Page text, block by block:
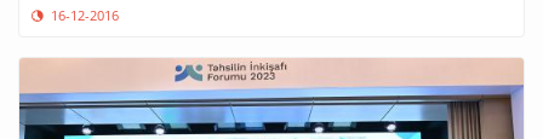
16-12-2016